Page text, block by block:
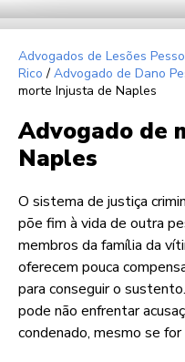
Advogados de Lesões
Rico / Advogado de Dano
morte Injusta de Naples
Advogado de
Naples
O sistema de justiça
põe fim à vida de outra
membros da família da
oferecem pouca
para conseguir o
pode não enfrentar
condenado, mesmo se